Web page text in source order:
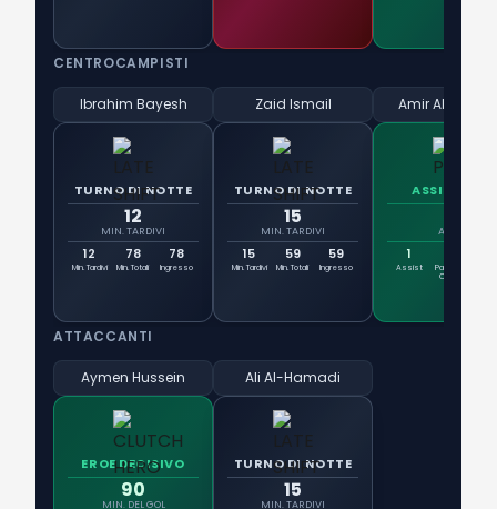
CENTROCAMPISTI
Ibrahim Bayesh
TURNO DI NOTTE
12
MIN. TARDIVI
12
Min. Tardivi
78
Min. Totali
78
Ingresso
Zaid Ismail
TURNO DI NOTTE
15
MIN. TARDIVI
15
Min. Tardivi
59
Min. Totali
59
Ingresso
Amir Al-
ASSISTMAN
ASSIST
1
Assist
Passaggi
Chiave
ATTACCANTI
Aymen Hussein
EROE DECISIVO
90
MIN. DEL GOL
Ali Al-Hamadi
TURNO DI NOTTE
15
MIN. TARDIVI